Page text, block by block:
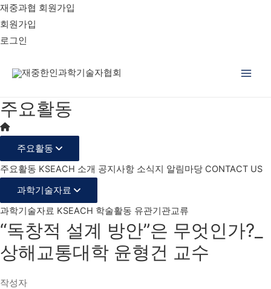
재중과협 회원가입
회원가입
로그인
주요활동
주요활동
주요활동 KSEACH 소개 공지사항 소식지 알림마당 CONTACT US
과학기술자료
과학기술자료 KSEACH 학술활동 유관기관교류
“독창적 설계 방안”은 무엇인가?_
상해교통대학 윤형건 교수
작성자